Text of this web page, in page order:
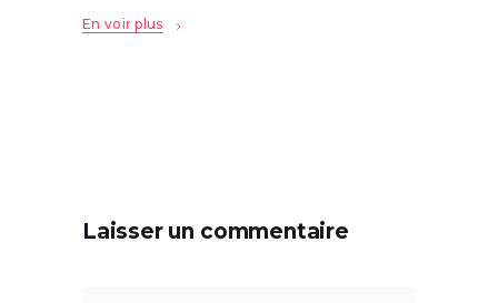
En voir plus
Laisser un commentaire